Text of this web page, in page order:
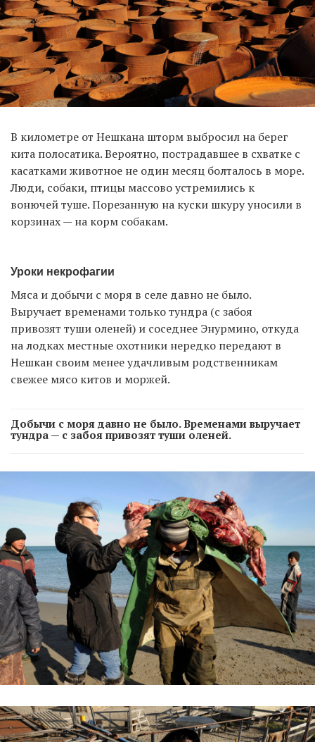
В километре от Нешкана шторм выбросил на берег
кита полосатика. Вероятно, пострадавшее в схватке с
касатками животное не один месяц болталось в море.
Люди, собаки, птицы массово устремились к
вонючей туше. Порезанную на куски шкуру уносили в
корзинах — на корм собакам.
Уроки некрофагии
Мяса и добычи с моря в селе давно не было.
Выручает временами только тундра (с забоя
привозят туши оленей) и соседнее Энурмино, откуда
на лодках местные охотники нередко передают в
Нешкан своим менее удачливым родственникам
свежее мясо китов и моржей.
Добычи с моря давно не было. Временами выручает
тундра — с забоя привозят туши оленей.